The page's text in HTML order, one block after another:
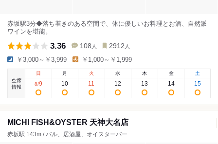
赤坂駅3分◆落ち着きのある空間で、体に優しいお料理とお酒、自然派
ワインを堪能。
3.36 108 人 2912 人
￥3,000～￥3,999 ￥1,000～￥1,999
空席
情報
日
8/9
月
10
火
11
水
12
木
13
金
14
土
15
MICHI FISH&OYSTER 天神大名店
赤坂駅 143m / バル、居酒屋、オイスターバー